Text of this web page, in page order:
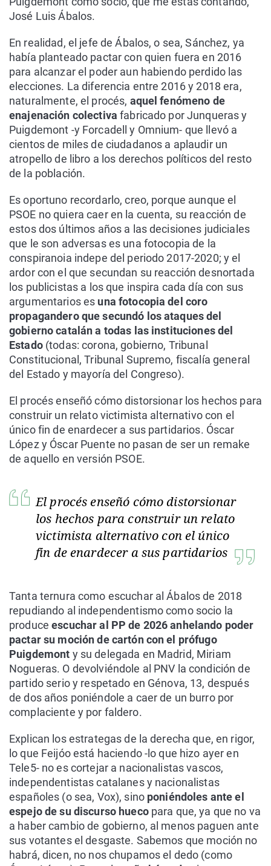
José Luis Ábalos.
En realidad, el jefe de Ábalos, o sea, Sánchez, ya
había planteado pactar con quien fuera en 2016
para alcanzar el poder aun habiendo perdido las
elecciones. La diferencia entre 2016 y 2018 era,
naturalmente, el procés, aquel fenómeno de
enajenación colectiva fabricado por Junqueras y
Puigdemont -y Forcadell y Omnium- que llevó a
cientos de miles de ciudadanos a aplaudir un
atropello de libro a los derechos políticos del resto
de la población.
Es oportuno recordarlo, creo, porque aunque el
PSOE no quiera caer en la cuenta, su reacción de
estos dos últimos años a las decisiones judiciales
que le son adversas es una fotocopia de la
conspiranoia indepe del periodo 2017-2020; y el
ardor con el que secundan su reacción desnortada
los publicistas a los que inspira cada día con sus
argumentarios es una fotocopia del coro
propagandero que secundó los ataques del
gobierno catalán a todas las instituciones del
Estado(todas: corona, gobierno, Tribunal
Constitucional, Tribunal Supremo, fiscalía general
del Estado y mayoría del Congreso).
El procés enseñó cómo distorsionar los hechos para
construir un relato victimista alternativo con el
único fin de enardecer a sus partidarios. Óscar
López y Óscar Puente no pasan de ser un remake
de aquello en versión PSOE.
El procés enseñó cómo distorsionar
los hechos para construir un relato
victimista alternativo con el único
fin de enardecer a sus partidarios
Tanta ternura como escuchar al Ábalos de 2018
repudiando al independentismo como socio la
produce escuchar al PP de 2026 anhelando poder
pactar su moción de cartón con el prófugo
Puigdemont y su delegada en Madrid, Miriam
Nogueras. O devolviéndole al PNV la condición de
partido serio y respetado en Génova, 13, después
de dos años poniéndole a caer de un burro por
complaciente y por faldero.
Explican los estrategas de la derecha que, en rigor,
lo que Feijóo está haciendo -lo que hizo ayer en
Tele5- no es cortejar a nacionalistas vascos,
independentistas catalanes y nacionalistas
españoles (o sea, Vox), sinoponiéndoles ante el
espejo de su discurso huecopara que, ya que no va
a haber cambio de gobierno, al menos paguen ante
sus votantes el desgaste. Sabemos que moción no
habrá, dicen, no nos chupamos el dedo (como